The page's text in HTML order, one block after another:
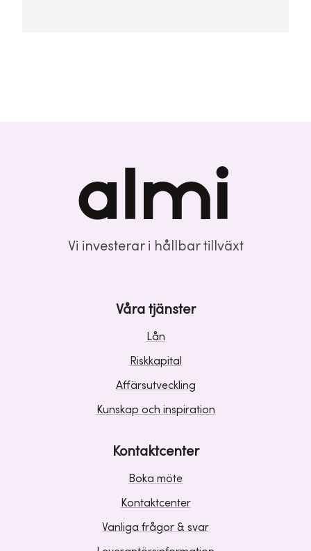
Vi investerar i hållbar tillväxt
Våra tjänster
Lån
Riskkapital
Affärsutveckling
Kunskap och inspiration
Kontaktcenter
Boka möte
Kontaktcenter
Vanliga frågor & svar